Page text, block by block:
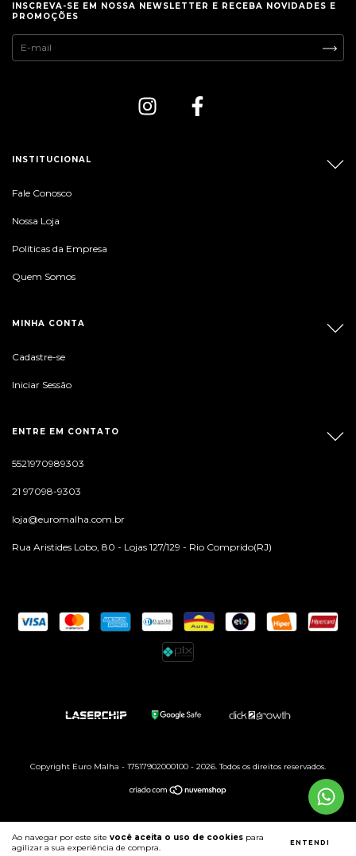
Ao navegar por este site você aceita o uso de cookies para
agilizar a sua experiência de compra.
ENTENDI
INSCREVA-SE EM NOSSA NEWSLETTER E RECEBA NOVIDADES E
PROMOÇÕES
INSTITUCIONAL
Fale Conosco
Nossa Loja
Políticas da Empresa
Quem Somos
MINHA CONTA
Cadastre-se
Iniciar Sessão
ENTRE EM CONTATO
5521970989303
21 97098-9303
loja@euromalha.com.br
Rua Aristides Lobo, 80 - Lojas 127/129 - Rio Comprido(RJ)
Copyright Euro Malha - 17517902000100 - 2026. Todos os direitos reservados.